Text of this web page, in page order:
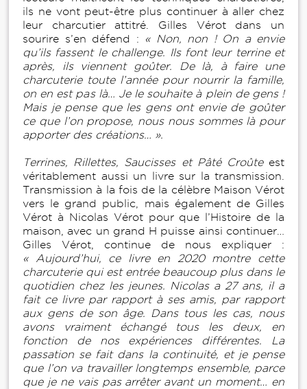
ils ne vont peut-être plus continuer à aller chez
leur charcutier attitré. Gilles Vérot dans un
sourire s’en défend :
« Non, non ! On a envie
qu’ils fassent le challenge. Ils font leur terrine et
après, ils viennent goûter. De là, à faire une
charcuterie toute l’année pour nourrir la famille,
on en est pas là… Je le souhaite à plein de gens !
Mais je pense que les gens ont envie de goûter
ce que l’on propose, nous nous sommes là pour
apporter des créations… ».
Terrines, Rillettes, Saucisses et Pâté Croûte est
véritablement aussi un livre sur la transmission.
Transmission à la fois de la célèbre Maison Vérot
vers le grand public, mais également de Gilles
Vérot à Nicolas Vérot pour que l’Histoire de la
maison, avec un grand H puisse ainsi continuer…
Gilles Vérot, continue de nous expliquer :
« Aujourd’hui, ce livre en 2020 montre cette
charcuterie qui est entrée beaucoup plus dans le
quotidien chez les jeunes. Nicolas a 27 ans, il a
fait ce livre par rapport à ses amis, par rapport
aux gens de son âge. Dans tous les cas, nous
avons vraiment échangé tous les deux, en
fonction de nos expériences différentes. La
passation se fait dans la continuité, et je pense
que l’on va travailler longtemps ensemble, parce
que je ne vais pas arrêter avant un moment… en